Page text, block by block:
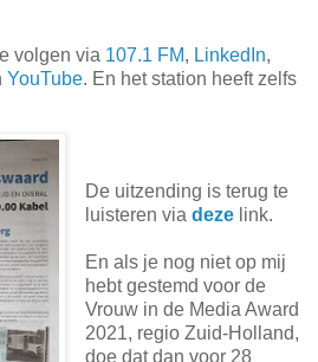
volgen via 107.1 FM, LinkedIn,
YouTube. En het station heeft zelfs
De uitzending is terug te
luisteren via dezelink.
En als je nog niet op mij
hebt gestemd voor de
Vrouw in de Media Award
2021, regio Zuid-Holland,
doe dat dan voor 28